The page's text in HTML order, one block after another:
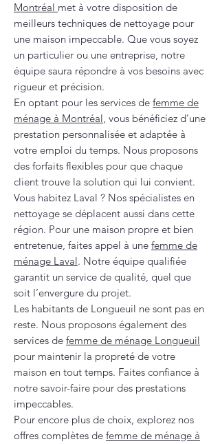
Montréal met à votre disposition de
meilleurs techniques de nettoyage pour
une maison impeccable. Que vous soyez
un particulier ou une entreprise, notre
équipe saura répondre à vos besoins avec
rigueur et précision.
En optant pour les services de femme de
ménage à Montréal, vous bénéficiez d’une
prestation personnalisée et adaptée à
votre emploi du temps. Nous proposons
des forfaits flexibles pour que chaque
client trouve la solution qui lui convient.
Vous habitez Laval ? Nos spécialistes en
nettoyage se déplacent aussi dans cette
région. Pour une maison propre et bien
entretenue, faites appel à une femme de
ménage Laval. Notre équipe qualifiée
garantit un service de qualité, quel que
soit l’envergure du projet.
Les habitants de Longueuil ne sont pas en
reste. Nous proposons également des
services de femme de ménage Longueuil
pour maintenir la propreté de votre
maison en tout temps. Faites confiance à
notre savoir-faire pour des prestations
impeccables.
Pour encore plus de choix, explorez nos
offres complètes de femme de ménage à